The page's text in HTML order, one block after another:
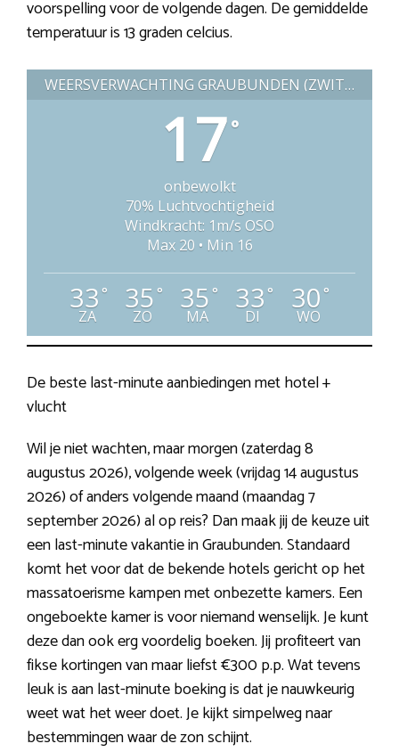
voorspelling voor de volgende dagen. De gemiddelde
temperatuur is 13 graden celcius.
WEERSVERWACHTING GRAUBUNDEN (ZWITSERLAND)
17°
onbewolkt
70% Luchtvochtigheid
Windkracht: 1m/s OSO
Max 20 • Min 16
33°
ZA
35°
ZO
35°
MA
33°
DI
30°
WO
De beste last-minute aanbiedingen met hotel +
vlucht
Wil je niet wachten, maar morgen (zaterdag 8
augustus 2026), volgende week (vrijdag 14 augustus
2026) of anders volgende maand (maandag 7
september 2026) al op reis? Dan maak jij de keuze uit
een last-minute vakantie in Graubunden. Standaard
komt het voor dat de bekende hotels gericht op het
massatoerisme kampen met onbezette kamers. Een
ongeboekte kamer is voor niemand wenselijk. Je kunt
deze dan ook erg voordelig boeken. Jij profiteert van
fikse kortingen van maar liefst €300 p.p. Wat tevens
leuk is aan last-minute boeking is dat je nauwkeurig
weet wat het weer doet. Je kijkt simpelweg naar
bestemmingen waar de zon schijnt.